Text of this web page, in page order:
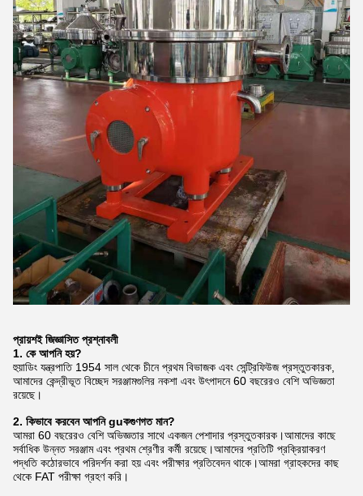
প্রায়শই জিজ্ঞাসিত প্রশ্নাবলী
1. কেআপনিহয়?
হুয়াডিং যন্ত্রপাতি 1954 সাল থেকে চীনে প্রথম বিভাজক এবং সেন্ট্রিফিউজ প্রস্তুতকারক,
আমাদের কেন্দ্রীভূত বিচ্ছেদ সরঞ্জামগুলির নকশা এবং উৎপাদনে 60 বছরেরও বেশি অভিজ্ঞতা
রয়েছে।
2. কিভাবে করবেনআপনিguকগুণগত মান?
আমরা 60 বছরেরও বেশি অভিজ্ঞতার সাথে একজন পেশাদার প্রস্তুতকারক।আমাদের কাছে
সর্বাধিক উন্নত সরঞ্জাম এবং প্রথম শ্রেণীর কর্মী রয়েছে।আমাদের প্রতিটি প্রক্রিয়াকরণ
পদ্ধতি কঠোরভাবে পরিদর্শন করা হয় এবং পরীক্ষার প্রতিবেদন থাকে।আমরা গ্রাহকদের কাছ
থেকে FAT পরীক্ষা গ্রহণ করি।